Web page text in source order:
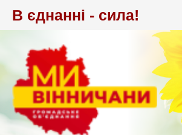
В єднанні - сила!